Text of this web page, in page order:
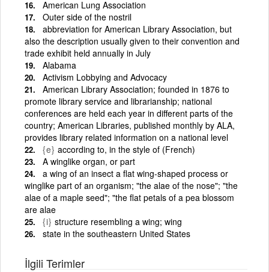
American Lung Association
Outer side of the nostril
abbreviation for American Library Association, but
also the description usually given to their convention and
trade exhibit held annually in July
Alabama
Activism Lobbying and Advocacy
American Library Association; founded in 1876 to
promote library service and librarianship; national
conferences are held each year in different parts of the
country; American Libraries, published monthly by ALA,
provides library related information on a national level
{e} according to, in the style of (French)
A winglike organ, or part
a wing of an insect a flat wing-shaped process or
winglike part of an organism; "the alae of the nose"; "the
alae of a maple seed"; "the flat petals of a pea blossom
are alae
{i} structure resembling a wing; wing
state in the southeastern United States
İlgili Terimler